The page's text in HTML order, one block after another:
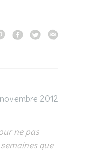
2012
ne pas
que